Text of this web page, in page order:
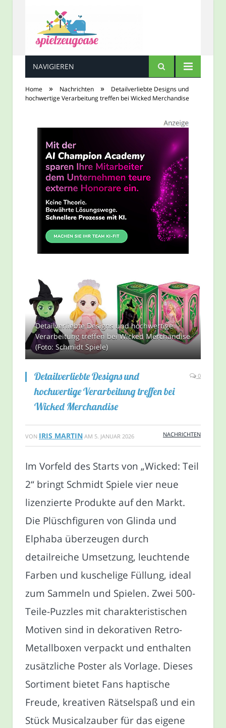
Spielzeugoase
NAVIGIEREN
Home » Nachrichten »
Detailverliebte Designs und
hochwertige Verarbeitung treffen bei Wicked Merchandise
Detailverliebte Designs und hochwertige
Verarbeitung treffen bei Wicked Merchandise
(Foto: Schmidt Spiele)
Detailverliebte Designs und
hochwertige Verarbeitung treffen bei
Wicked Merchandise
0
VON IRIS MARTIN AM 5. JANUAR 2026 NACHRICHTEN
Im Vorfeld des Starts von „Wicked: Teil
2“ bringt Schmidt Spiele vier neue
lizenzierte Produkte auf den Markt.
Die Plüschfiguren von Glinda und
Elphaba überzeugen durch
detailreiche Umsetzung, leuchtende
Farben und kuschelige Füllung, ideal
zum Sammeln und Spielen. Zwei 500-
Teile-Puzzles mit charakteristischen
Motiven sind in dekorativen Retro-
Metallboxen verpackt und enthalten
zusätzliche Poster als Vorlage. Dieses
Sortiment bietet Fans haptische
Freude, kreativen Rätselspaß und ein
Stück Musicalzauber für das eigene